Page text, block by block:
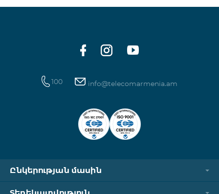
100 info@telecomarmenia.am
Ընկերության մասին